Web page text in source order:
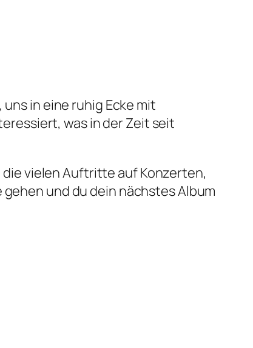
in eine ruhig Ecke mit
was in der Zeit seit
die vielen Auftritte auf Konzerten,
und du dein nächstes Album